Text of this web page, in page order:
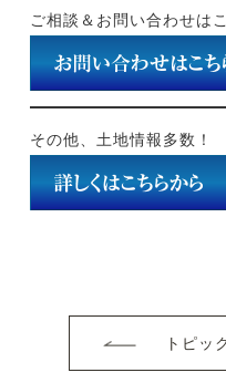
ご相談＆お問い合わせは
その他、土地情報多数！
トピッ